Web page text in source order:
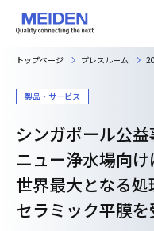
トップページ プレスルーム
製品・サービス
シンガポール公
ニュー浄水場向け
世界最大となる
セラミック平膜を